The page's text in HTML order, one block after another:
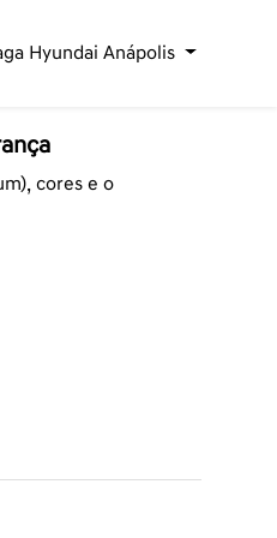
Hyundai Anápolis
cores e o